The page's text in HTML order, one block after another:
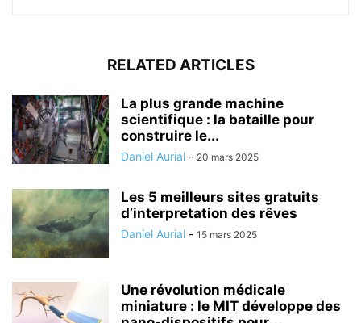
RELATED ARTICLES
La plus grande machine
scientifique : la bataille pour
construire le...
Daniel Aurial - 20 mars 2025
Les 5 meilleurs sites gratuits
d’interpretation des rêves
Daniel Aurial - 15 mars 2025
Une révolution médicale
miniature : le MIT développe des